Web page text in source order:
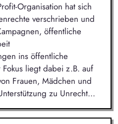
Organisation hat sich
verschrieben und
öffentliche
ins öffentliche
Fokus liegt dabei z.B. auf
Frauen, Mädchen und
zu Unrecht...